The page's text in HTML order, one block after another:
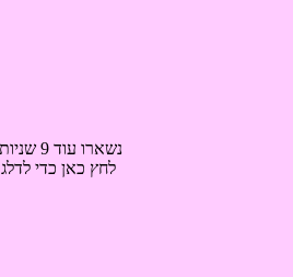
נשארו עוד 8 שניות.
לחץ כאן כדי לדלג